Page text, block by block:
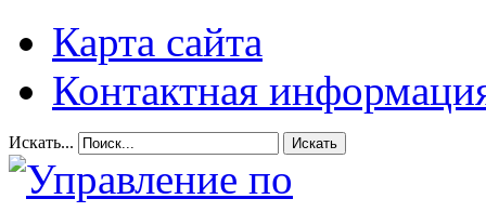
Карта сайта
Контактная
Искать... Искать